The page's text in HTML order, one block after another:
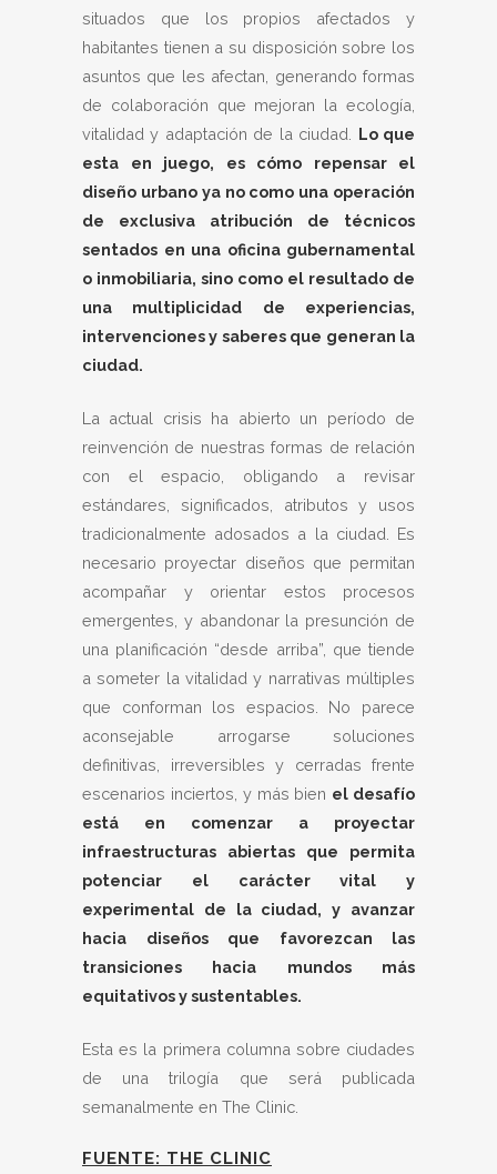
situados que los propios afectados y
habitantes tienen a su disposición sobre los
asuntos que les afectan, generando formas
de colaboración que mejoran la ecología,
vitalidad y adaptación de la ciudad. Lo que
esta en juego, es cómo repensar el
diseño urbano ya no como una operación
de exclusiva atribución de técnicos
sentados en una oficina gubernamental
o inmobiliaria, sino como el resultado de
una multiplicidad de experiencias,
intervenciones y saberes que generan la
ciudad.
La actual crisis ha abierto un período de
reinvención de nuestras formas de relación
con el espacio, obligando a revisar
estándares, significados, atributos y usos
tradicionalmente adosados a la ciudad. Es
necesario proyectar diseños que permitan
acompañar y orientar estos procesos
emergentes, y abandonar la presunción de
una planificación “desde arriba”, que tiende
a someter la vitalidad y narrativas múltiples
que conforman los espacios. No parece
aconsejable arrogarse soluciones
definitivas, irreversibles y cerradas frente
escenarios inciertos, y más bien el desafío
está en comenzar a proyectar
infraestructuras abiertas que permita
potenciar el carácter vital y
experimental de la ciudad, y avanzar
hacia diseños que favorezcan las
transiciones hacia mundos más
equitativos y sustentables.
Esta es la primera columna sobre ciudades
de una trilogía que será publicada
semanalmente en The Clinic.
FUENTE: THE CLINIC